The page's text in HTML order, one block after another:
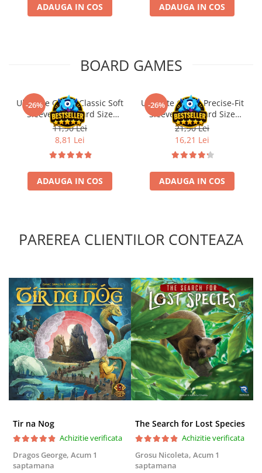
ADAUGA IN COS ADAUGA IN COS
BOARD GAMES
-26%
Ultimate Guard Classic Soft
Sleeves Standard Size
Transparent (100)
11,90 Lei
8,81 Lei
ADAUGA IN COS
-26%
Ultimate Guard Precise-Fit
Sleeves Standard Size
Transparent (100)
21,90 Lei
16,21 Lei
ADAUGA IN COS
PAREREA CLIENTILOR CONTEAZA
Tir na Nog
Achizitie verificata
Dragos George, Acum 1
saptamana
The Search for Lost Species
Achizitie verificata
Grosu Nicoleta, Acum 1
saptamana